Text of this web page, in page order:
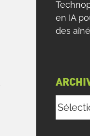
en IA
des
Archives